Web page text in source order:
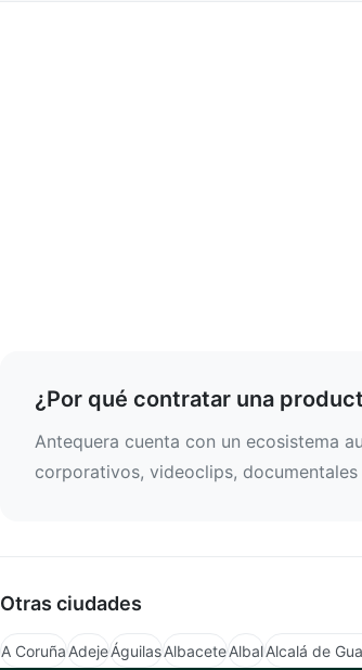
¿Por qué contratar una
Antequera cuenta con un ecosistema
corporativos, videoclips,
Otras ciudades
A CoruñaAdejeÁguilasAlbaceteAlbalAlcalá de